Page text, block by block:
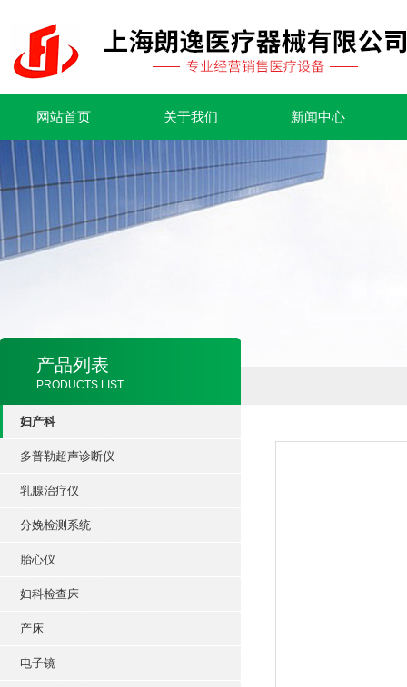
网站首页 关于我们 新闻中心
产品列表
PRODUCTS LIST
妇产科
多普勒超声诊断仪
乳腺治疗仪
分娩检测系统
胎心仪
妇科检查床
产床
电子镜